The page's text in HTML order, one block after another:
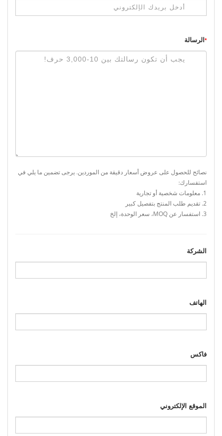
*الرسالة
نصائح للحصول على عروض أسعار دقيقة من الموردين. يرجى تضمين ما يلي في
استفسارك:
1. معلومات شخصية أو تجارية
2. تقديم طلب المنتج بتفصيل كبير
3. استفسار عن MOQ، سعر الوحدة، إلخ
الشركة
الهاتف
فاكس
الموقع الإلكتروني